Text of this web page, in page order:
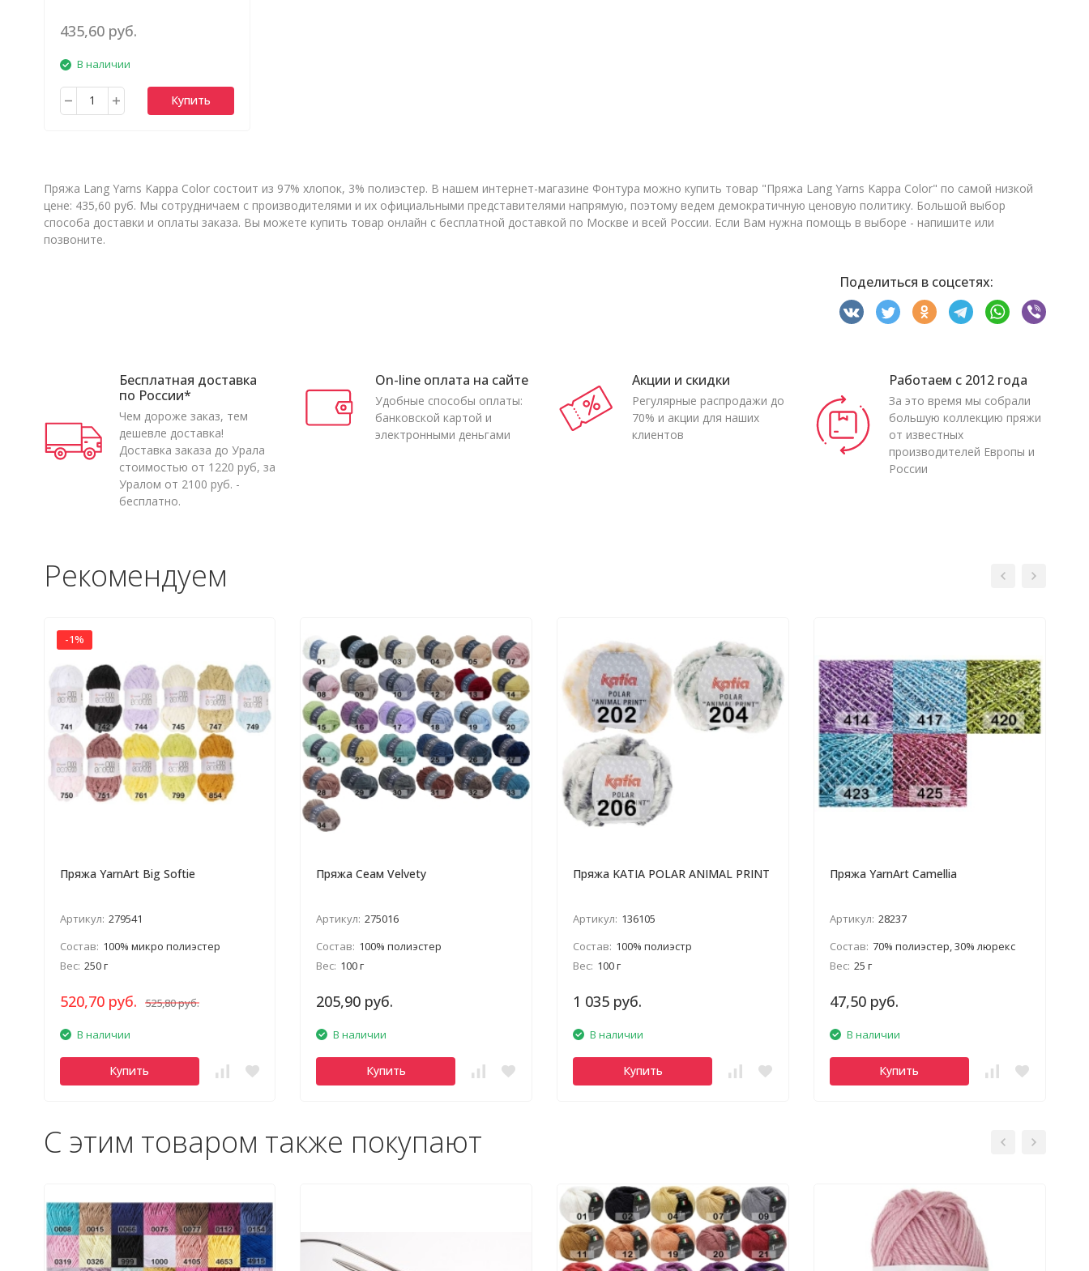
435,60 руб.
В наличии
Купить
Пряжа Lang Yarns Kappa Color состоит из 97% хлопок, 3% полиэстер. В нашем интернет-магазине Фонтура можно купить товар "Пряжа Lang Yarns Kappa Color" по самой низкой
цене: 435,60 руб. Мы сотрудничаем с производителями и их официальными представителями напрямую, поэтому ведем демократичную ценовую политику. Большой выбор
способа доставки и оплаты заказа. Вы можете купить товар онлайн с бесплатной доставкой по Москве и всей России. Если Вам нужна помощь в выборе - напишите или
позвоните.
Поделиться в соцсетях:
Бесплатная доставка
по России*
Чем дороже заказ, тем
дешевле доставка!
Доставка заказа до Урала
стоимостью от 1220 руб, за
Уралом от 2100 руб. -
бесплатно.
On-line оплата на сайте
Удобные способы оплаты:
банковской картой и
электронными деньгами
Акции и скидки
Регулярные распродажи до
70% и акции для наших
клиентов
Работаем с 2012 года
За это время мы собрали
большую коллекцию пряжи
от известных
производителей Европы и
России
Рекомендуем
-1%
Пряжа YarnArt Big Softie
Артикул: 279541
Состав: 100% микро полиэстер
Вес: 250 г
520,70 руб. 525,80 руб.
В наличии
Купить
Пряжа Сеам Velvety
Артикул: 275016
Состав: 100% полиэстер
Вес: 100 г
205,90 руб.
В наличии
Купить
Пряжа KATIA POLAR ANIMAL PRINT
Артикул: 136105
Состав: 100% полиэстр
Вес: 100 г
1 035 руб.
В наличии
Купить
Пряжа YarnArt Camellia
Артикул: 28237
Состав: 70% полиэстер, 30% люрекс
Вес: 25 г
47,50 руб.
В наличии
Купить
С этим товаром также покупают